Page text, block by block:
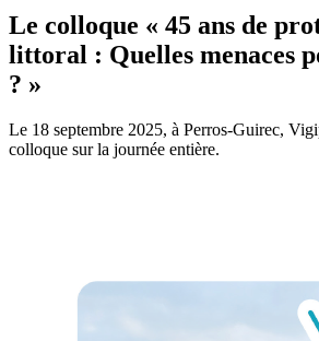
Le colloque « 45 ans de
littoral : Quelles menaces
? »
Le 18 septembre 2025, à Perros-Guirec,
colloque sur la journée entière.